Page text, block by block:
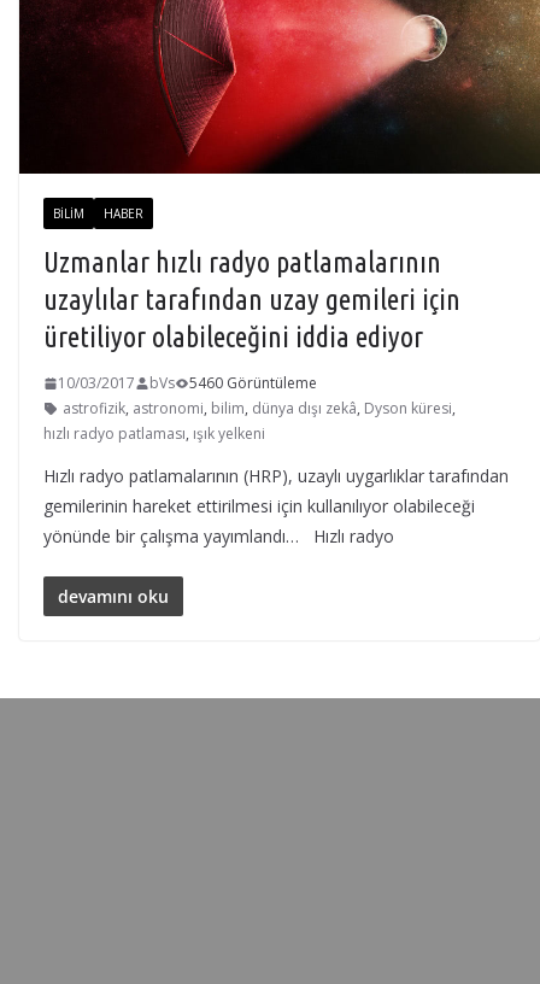
BILIM HABER
Uzmanlar hızlı radyo patlamalarının
uzaylılar tarafından uzay gemileri için
üretiliyor olabileceğini iddia ediyor
10/03/2017 bVs
5460 Görüntüleme
astrofizik, astronomi, bilim, dünya dışı zekâ, Dyson küresi,
hızlı radyo patlaması, ışık yelkeni
Hızlı radyo patlamalarının (HRP), uzaylı uygarlıklar tarafından
gemilerinin hareket ettirilmesi için kullanılıyor olabileceği
yönünde bir çalışma yayımlandı… Hızlı radyo
devamını oku